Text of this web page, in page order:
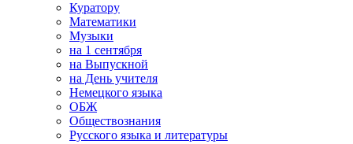
Куратору
Математики
Музыки
на 1 сентября
на Выпускной
на День учителя
Немецкого языка
ОБЖ
Обществознания
Русского языка и литературы